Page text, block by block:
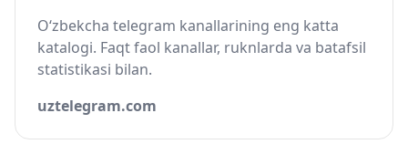
O‘zbekcha telegram kanallarining eng katta
katalogi. Faqt faol kanallar, ruknlarda va batafsil
statistikasi bilan.
uztelegram.com